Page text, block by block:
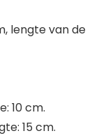
lengte van de
10 cm.
15 cm.